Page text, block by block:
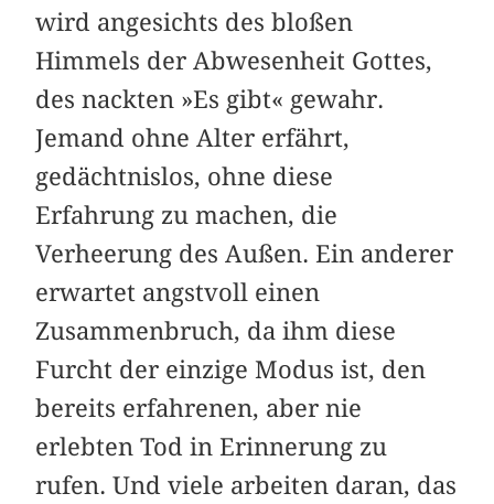
wird angesichts des bloßen
Himmels der Abwesenheit Gottes,
des nackten »Es gibt« gewahr.
Jemand ohne Alter erfährt,
gedächtnislos, ohne diese
Erfahrung zu machen, die
Verheerung des Außen. Ein anderer
erwartet angstvoll einen
Zusammenbruch, da ihm diese
Furcht der einzige Modus ist, den
bereits erfahrenen, aber nie
erlebten Tod in Erinnerung zu
rufen. Und viele arbeiten daran, das